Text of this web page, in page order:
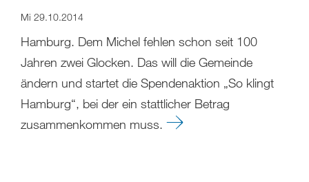
Mi 29.10.2014
Hamburg. Dem Michel fehlen schon seit 100
Jahren zwei Glocken. Das will die Gemeinde
ändern und startet die Spendenaktion „So klingt
Hamburg“, bei der ein stattlicher Betrag
zusammenkommen muss.